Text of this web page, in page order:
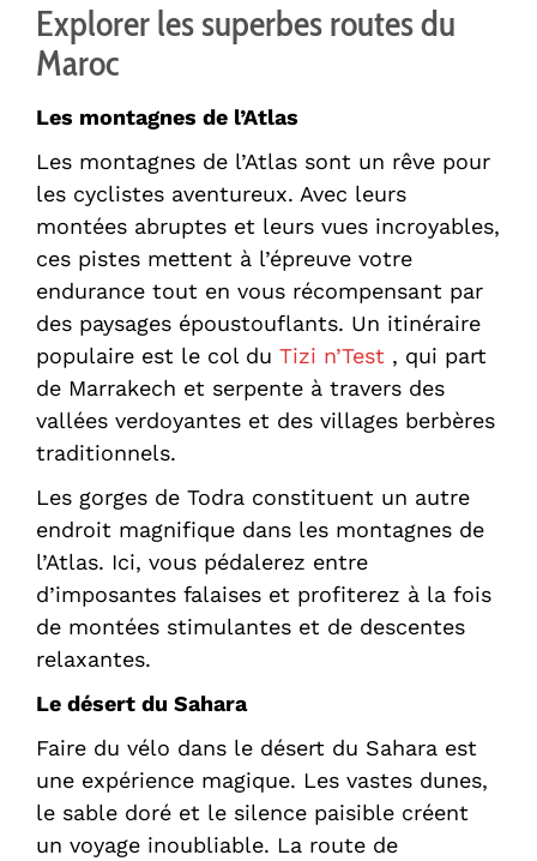
Explorer les superbes routes du
Maroc
Les montagnes de l’Atlas
Les montagnes de l’Atlas sont un rêve pour
les cyclistes aventureux. Avec leurs
montées abruptes et leurs vues incroyables,
ces pistes mettent à l’épreuve votre
endurance tout en vous récompensant par
des paysages époustouflants. Un itinéraire
populaire est le col du Tizi n’Test , qui part
de Marrakech et serpente à travers des
vallées verdoyantes et des villages berbères
traditionnels.
Les gorges de Todra constituent un autre
endroit magnifique dans les montagnes de
l’Atlas. Ici, vous pédalerez entre
d’imposantes falaises et profiterez à la fois
de montées stimulantes et de descentes
relaxantes.
Le désert du Sahara
Faire du vélo dans le désert du Sahara est
une expérience magique. Les vastes dunes,
le sable doré et le silence paisible créent
un voyage inoubliable. La route de